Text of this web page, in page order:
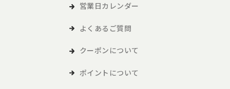
営業日カレンダー
よくあるご質問
クーポンについて
ポイントについて